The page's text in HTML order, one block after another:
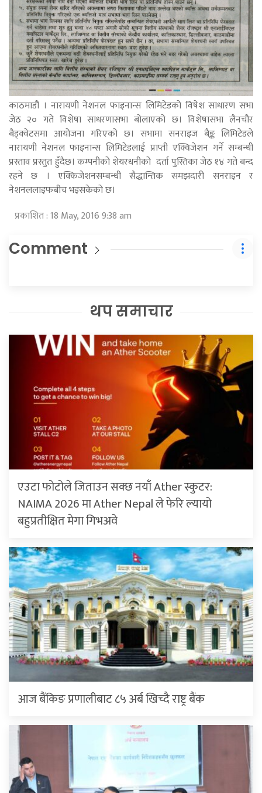
काठमाडौं । नारायणी नेशनल फाइनान्स लिमिटेडको विषेश साधारण सभा
जेठ २० गते विशेषा साधरणासभा बोलाएको छ। विशेषासभा लैनचौर
बैड्क्वेटसमा आयोजना गरिएको छ। सभामा सनराइज बैङ्क लिमिटेडले
नारायणी नेशनल फाइनान्स लिमिटेडलाई प्राप्ती एक्विजेशन गर्ने सम्बन्धी
प्रस्ताव प्रस्तुत हुँदैछ। कम्पनीको शेयरधनीको दर्ता पुस्तिका जेठ १४ गते बन्द
रहने छ । एक्किजेशनसम्बन्धी सैद्धान्तिक समझदारी सनराइन र
नेशनललाइफबीच भइसकेको छ।
प्रकाशित : 18 May, 2016 9:38 am
Comment
थप समाचार
एउटा फोटोले जिताउन सक्छ नयाँ Ather स्कुटर:
NAIMA 2026 मा Ather Nepal ले फेरि ल्यायो
बहुप्रतीक्षित मेगा गिभअवे
आज बैंकिङ प्रणालीबाट ८५ अर्ब खिच्दै राष्ट्र बैंक